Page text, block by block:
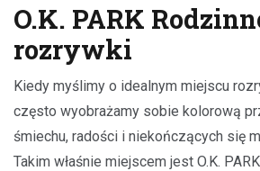
O.K. PARK
rozrywki
Kiedy myślimy o idealnym miejscu
często wyobrażamy sobie kolorową
śmiechu, radości i niekończących się
Takim właśnie miejscem jest O.K.